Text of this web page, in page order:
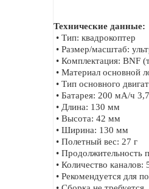
Технические данные:
• Тип: квадрокоптер
• Размер/масштаб:
• Комплектация: BNF
• Материал основной
• Тип основного
• Батарея: 200 мА/ч
• Длина: 130 мм
• Высота: 42 мм
• Ширина: 130 мм
• Полетный вес: 27 г
• Продолжительность
• Количество каналов:
• Рекомендуется для